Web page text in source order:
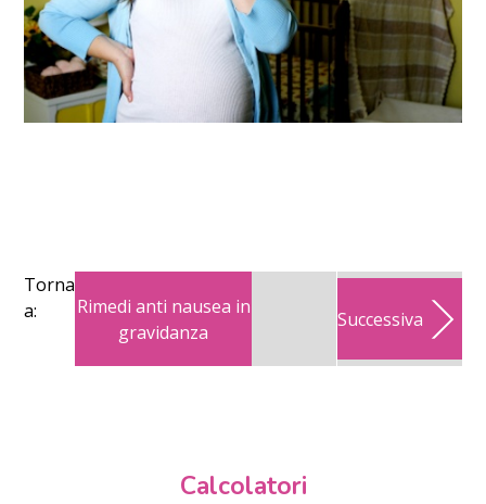
Torna
a:
Rimedi anti nausea in
gravidanza
Successiva
Calcolatori